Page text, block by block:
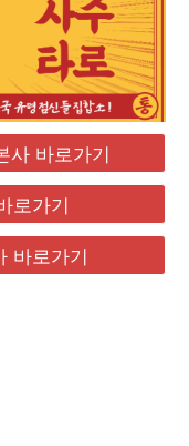
사 바로가기
로가기
바로가기